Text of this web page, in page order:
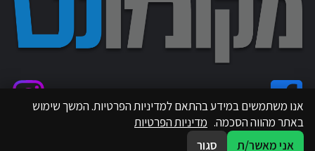
אנו משתמשים במידע בהתאם למדיניות הפרטיות. המשך שימוש
באתר מהווה הסכמה. מדיניות הפרטיות
אני מאשר/ת
סגור